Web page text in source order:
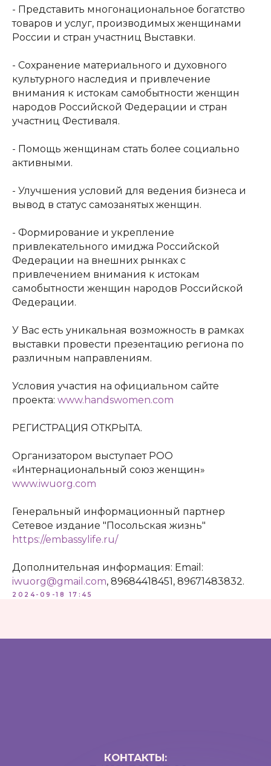
- Представить многонациональное богатство
товаров и услуг, производимых женщинами
России и стран участниц Выставки.
- Сохранение материального и духовного
культурного наследия и привлечение
внимания к истокам самобытности женщин
народов Российской Федерации и стран
участниц Фестиваля.
- Помощь женщинам стать более социально
активными.
- Улучшения условий для ведения бизнеса и
вывод в статус самозанятых женщин.
- Формирование и укрепление
привлекательного имиджа Российской
Федерации на внешних рынках с
привлечением внимания к истокам
самобытности женщин народов Российской
Федерации.
У Вас есть уникальная возможность в рамках
выставки провести презентацию региона по
различным направлениям.
Условия участия на официальном сайте
проекта: www.handswomen.com
РЕГИСТРАЦИЯ ОТКРЫТА.
Организатором выступает РОО
«Интернациональный союз женщин»
www.iwuorg.com
Генеральный информационный партнер
Сетевое издание "Посольская жизнь"
https://embassylife.ru/
Дополнительная информация: Email:
iwuorg@gmail.com, 89684418451, 89671483832.
2024-09-18 17:45
Адрес:197198, Санкт-Петербург, Большой
проспект Петроградской стороны, д.18 ст.м.
«Спортивная»
Петроградский молодежный
центр ©2025 Все права
защищены
Разработка: Vne_design
КОНТАКТЫ:
+7 (812) 762-07-99
Max
Доступная среда
Реквизиты